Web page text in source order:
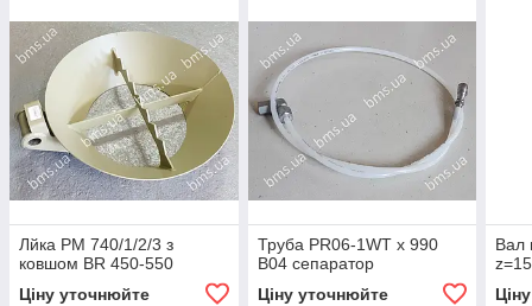
Лйка PM 740/1/2/3 з
ковшом BR 450-550
Ціну уточнюйте
Труба PR06-1WT x 990
B04 сепаратор
Ціну уточнюйте
Вал